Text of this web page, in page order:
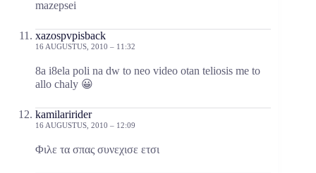
mazepsei
xazospvpisback
16 AUGUSTUS, 2010 – 11:32
8a i8ela poli na dw to neo video otan teliosis me to
allo chaly 😀
kamilaririder
16 AUGUSTUS, 2010 – 12:09
Φιλε τα σπας συνεχισε ετσι